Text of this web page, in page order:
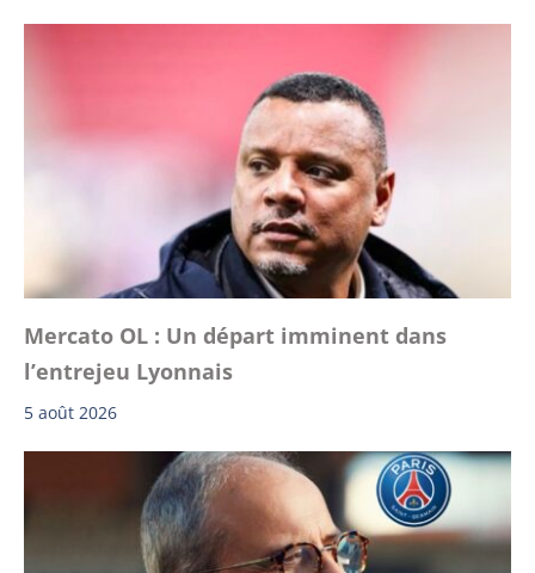
Mercato OL : Un départ imminent dans
l’entrejeu Lyonnais
5 août 2026